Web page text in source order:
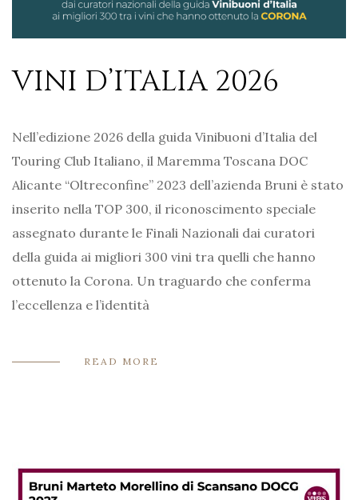
VINI D’ITALIA 2026
Nell’edizione 2026 della guida Vinibuoni d’Italia del
Touring Club Italiano, il Maremma Toscana DOC
Alicante “Oltreconfine” 2023 dell’azienda Bruni è stato
inserito nella TOP 300, il riconoscimento speciale
assegnato durante le Finali Nazionali dai curatori
della guida ai migliori 300 vini tra quelli che hanno
ottenuto la Corona. Un traguardo che conferma
l’eccellenza e l’identità
READ MORE